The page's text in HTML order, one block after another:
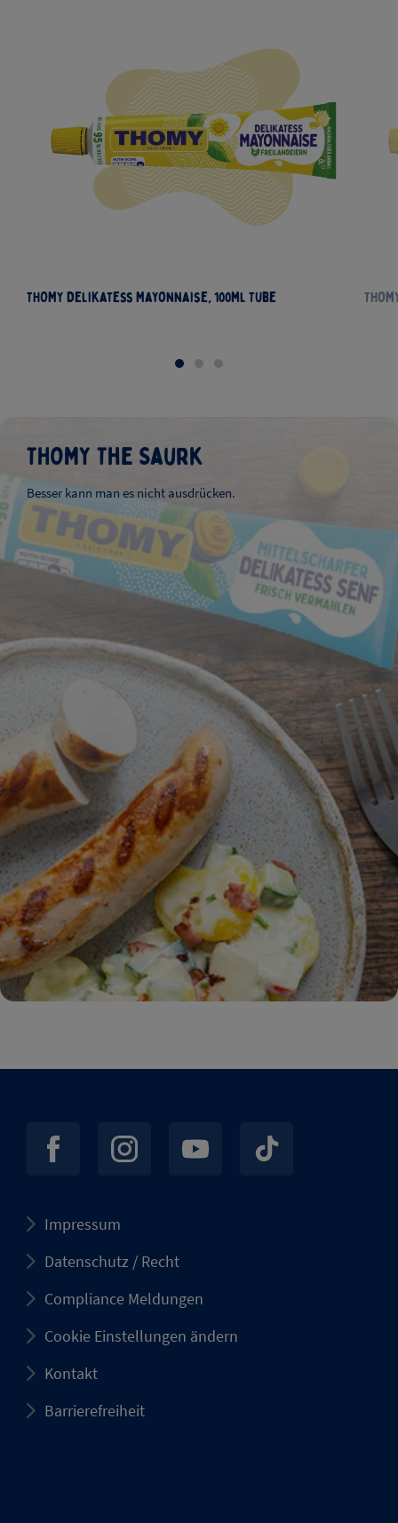
THOMY Delikatess Mayonnaise, 100ml Tube
THOMY The Saurk
Besser kann man es nicht ausdrücken.
Impressum
Datenschutz / Recht
Compliance Meldungen
Cookie Einstellungen ändern
Kontakt
Barrierefreiheit